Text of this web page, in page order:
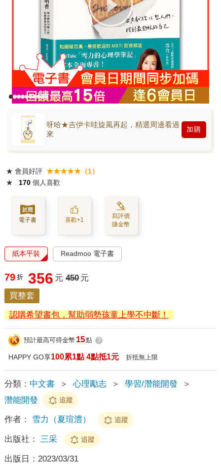
呀哈★吉伊卡哇旋風再起，精選周邊看過
來
加購
★ 會員好評 ★★★★★（1）
★
170 個人喜歡
電子書 喜歡+1
寫評價
賺金幣
紙本平裝 Readmoo 電子書
79 折 356 元 450 元
買整套
認購希望書包，幫助弱勢孩童上學不中斷！
預計最高可得金幣 15點 ?
HAPPY GO享100累1點 4點抵1元 折抵無上限
分類： 中文書 ＞ 心理勵志 ＞ 學習/潛能開發
＞
潛能開發
追蹤
作者： 雪力（夏瑄澧） 追蹤
出版社： 三采 追蹤
出版日： 2023/03/31